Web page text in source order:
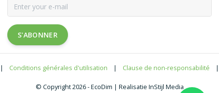
S'ABONNER
| Conditions générales d'utilisation | Clause de non-responsabilité |
© Copyright 2026 - EcoDim | Realisatie InStijl Media